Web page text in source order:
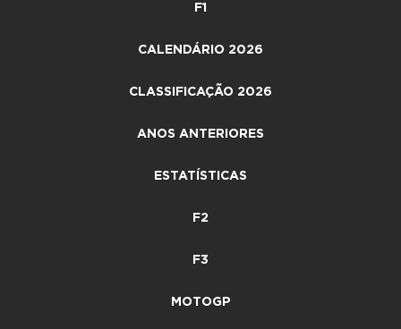
F1
CALENDÁRIO 2026
CLASSIFICAÇÃO 2026
ANOS ANTERIORES
ESTATÍSTICAS
F2
F3
MOTOGP